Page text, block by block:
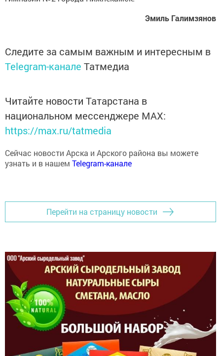
Telegram-каналеТатмедиа
Читайте новости Татарстана в
национальном мессенджере MАХ:
https://max.ru/tatmedia
узнать и в нашемTelegram-канале
Перейти на страницу новости